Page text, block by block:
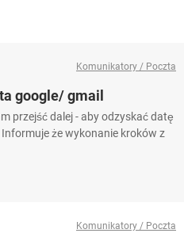
Komunikatory / Poczta
google/ gmail
przejść dalej - aby odzyskać datę
że wykonanie kroków z
Komunikatory / Poczta